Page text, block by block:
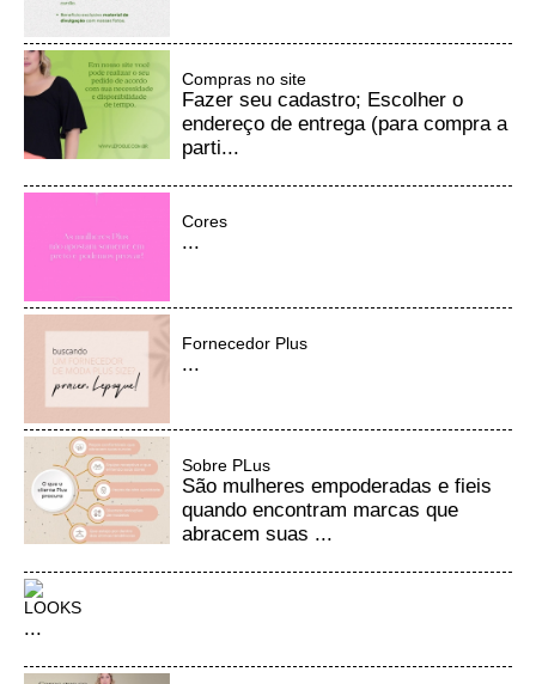
Compras no site
Fazer seu cadastro; Escolher o
endereço de entrega (para compra a
parti...
Cores
...
Fornecedor Plus
...
Sobre PLus
São mulheres empoderadas e fieis
quando encontram marcas que
abracem suas ...
LOOKS
...